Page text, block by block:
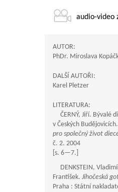
audio-video
AUTOR:
PhDr. Miroslava
DALŠÍ AUTOŘI:
Karel Pletzer
LITERATURA:
ČERNÝ, Jiří. Bývalé
v Českých Budějovicích.
pro společný život
č. 2. 2004
[s. 6—7.]
DENKSTEIN,
František. Jihočeská
Praha : Státní